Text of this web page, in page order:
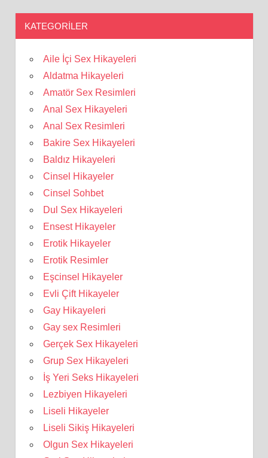
KATEGORILER
Aile İçi Sex Hikayeleri
Aldatma Hikayeleri
Amatör Sex Resimleri
Anal Sex Hikayeleri
Anal Sex Resimleri
Bakire Sex Hikayeleri
Baldız Hikayeleri
Cinsel Hikayeler
Cinsel Sohbet
Dul Sex Hikayeleri
Ensest Hikayeler
Erotik Hikayeler
Erotik Resimler
Eşcinsel Hikayeler
Evli Çift Hikayeler
Gay Hikayeleri
Gay sex Resimleri
Gerçek Sex Hikayeleri
Grup Sex Hikayeleri
İş Yeri Seks Hikayeleri
Lezbiyen Hikayeleri
Liseli Hikayeler
Liseli Sikiş Hikayeleri
Olgun Sex Hikayeleri